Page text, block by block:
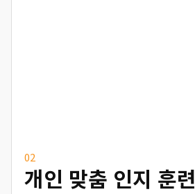
02
개인 맞춤 인지 훈련